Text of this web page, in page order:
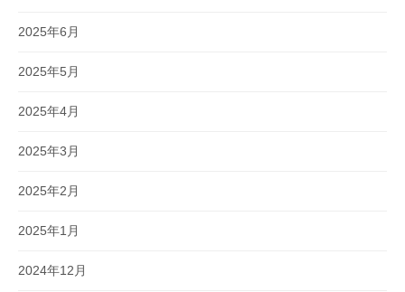
2025年6月
2025年5月
2025年4月
2025年3月
2025年2月
2025年1月
2024年12月